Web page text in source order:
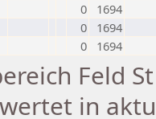
0
1694
0
1694
0 1694
Feld
in